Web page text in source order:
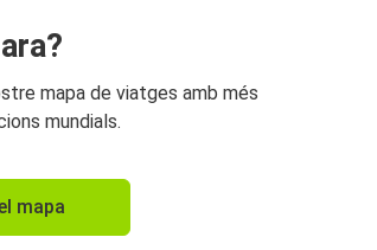
mapa de viatges amb més
mundials.
mapa